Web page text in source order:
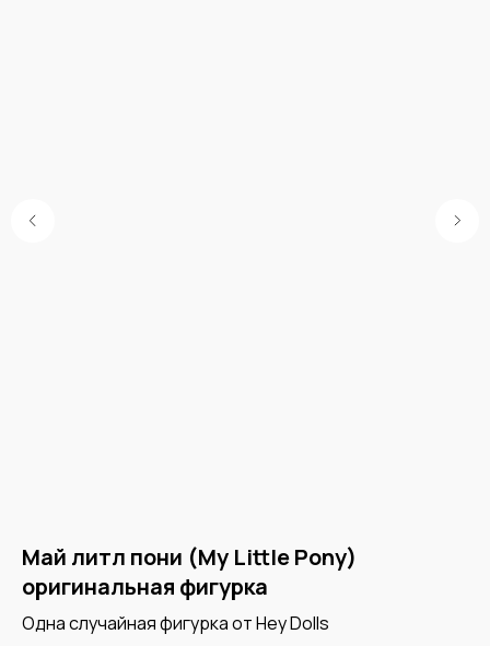
Май литл пони (My Little Pony)
оригинальная фигурка
Одна случайная фигурка от Hey Dolls